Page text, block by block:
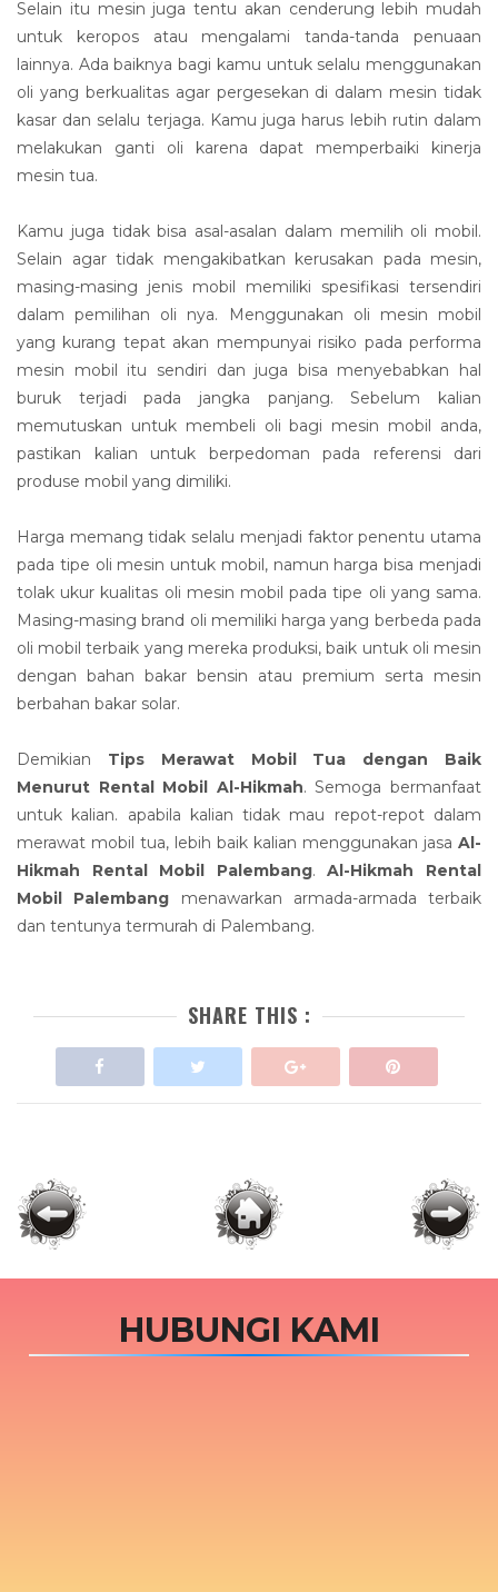
Selain itu mesin juga tentu akan cenderung lebih mudah
untuk keropos atau mengalami tanda-tanda penuaan
lainnya. Ada baiknya bagi kamu untuk selalu menggunakan
oli yang berkualitas agar pergesekan di dalam mesin tidak
kasar dan selalu terjaga. Kamu juga harus lebih rutin dalam
melakukan ganti oli karena dapat memperbaiki kinerja
mesin tua.
Kamu juga tidak bisa asal-asalan dalam memilih oli mobil.
Selain agar tidak mengakibatkan kerusakan pada mesin,
masing-masing jenis mobil memiliki spesifikasi tersendiri
dalam pemilihan oli nya. Menggunakan oli mesin mobil
yang kurang tepat akan mempunyai risiko pada performa
mesin mobil itu sendiri dan juga bisa menyebabkan hal
buruk terjadi pada jangka panjang. Sebelum kalian
memutuskan untuk membeli oli bagi mesin mobil anda,
pastikan kalian untuk berpedoman pada referensi dari
produse mobil yang dimiliki.
Harga memang tidak selalu menjadi faktor penentu utama
pada tipe oli mesin untuk mobil, namun harga bisa menjadi
tolak ukur kualitas oli mesin mobil pada tipe oli yang sama.
Masing-masing brand oli memiliki harga yang berbeda pada
oli mobil terbaik yang mereka produksi, baik untuk oli mesin
dengan bahan bakar bensin atau premium serta mesin
berbahan bakar solar.
Demikian Tips Merawat Mobil Tua dengan Baik
Menurut Rental Mobil Al-Hikmah. Semoga bermanfaat
untuk kalian. apabila kalian tidak mau repot-repot dalam
merawat mobil tua, lebih baik kalian menggunakan jasa Al-
Hikmah Rental Mobil Palembang.Al-Hikmah Rental
Mobil Palembang menawarkan armada-armada terbaik
dan tentunya termurah di Palembang.
SHARE THIS :
HUBUNGI KAMI